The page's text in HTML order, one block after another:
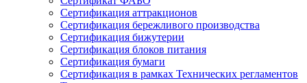
Сертификация аттракционов
Сертификация бережливого производства
Сертификация бижутерии
Сертификация блоков питания
Сертификация бумаги
Сертификация в рамках Технических регламентов